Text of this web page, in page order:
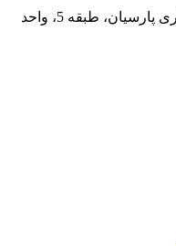
اصفهان، خیابان چهارباغ بالا، مجتمع اداری پارسیان، طبقه 5، واحد